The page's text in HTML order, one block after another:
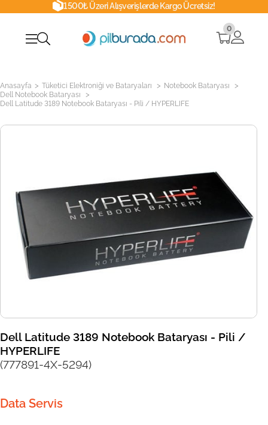
1500₺ Üzeri Alışverişlerde Kargo Ücretsiz!
0
Anasayfa > Tüketici Elektroniği ve Bataryaları > Notebook Bataryası >
Dell Notebook Bataryası >
Dell Latitude 3189 Notebook Bataryası - Pili / HYPERLIFE
Dell Latitude 3189 Notebook Bataryası - Pili /
HYPERLIFE
(777891-4X-5294)
Data Servis